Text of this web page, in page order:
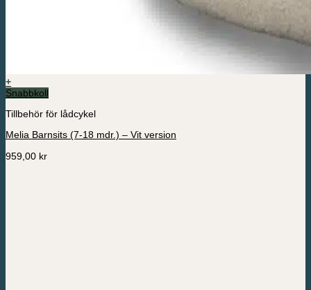
+
Snabbkoll
Tillbehör för lådcykel
Melia Barnsits (7-18 mdr.) – Vit version
959,00 kr